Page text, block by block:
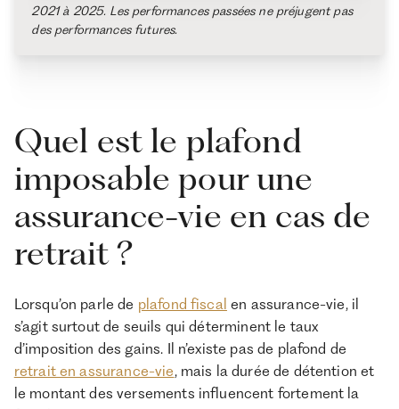
2021 à 2025. Les performances passées ne préjugent pas
des performances futures.
Quel est le plafond
imposable pour une
assurance-vie en cas de
retrait ?
Lorsqu’on parle de plafond fiscal en assurance-vie, il
s’agit surtout de seuils qui déterminent le taux
d’imposition des gains. Il n’existe pas de plafond de
retrait en assurance-vie, mais la durée de détention et
le montant des versements influencent fortement la